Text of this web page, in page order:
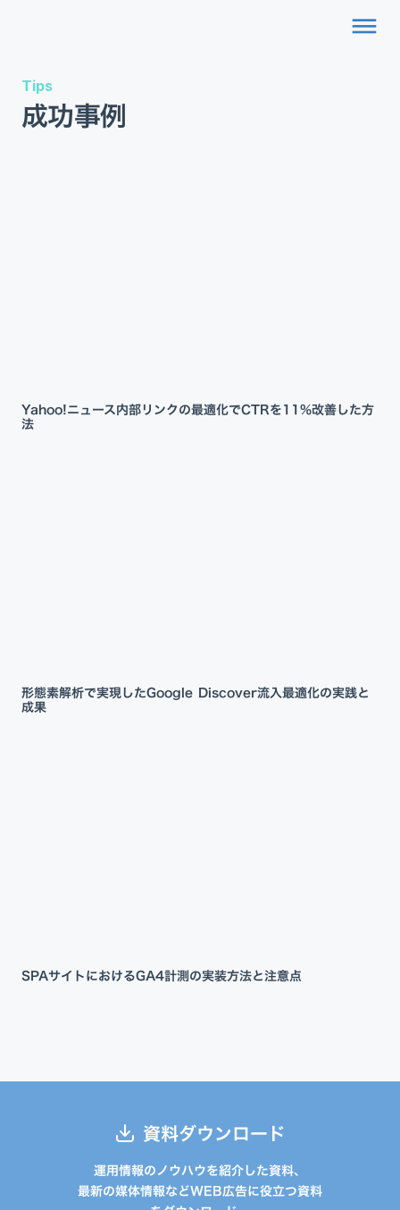
dehaze
Tips
成功事例
Yahoo!ニュース内部リンクの最適化でCTRを11%改善した方
法
形態素解析で実現したGoogle Discover流入最適化の実践と
成果
SPAサイトにおけるGA4計測の実装方法と注意点
資料ダウンロード
運用情報のノウハウを紹介した資料、
最新の媒体情報などWEB広告に役立つ資料